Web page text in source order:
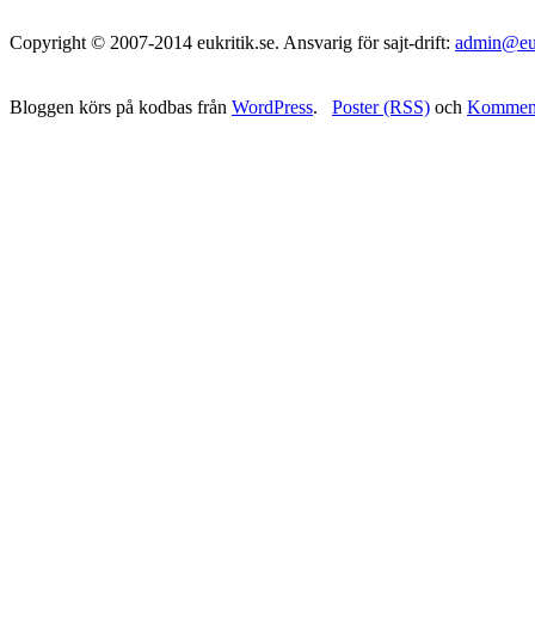
Copyright © 2007-2014 eukritik.se. Ansvarig för sajt-drift:
Bloggen körs på kodbas från WordPress. Poster (RSS) och